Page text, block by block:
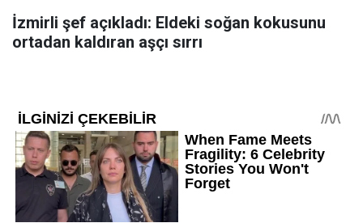
İzmirli şef açıkladı: Eldeki soğan kokusunu
ortadan kaldıran aşçı sırrı